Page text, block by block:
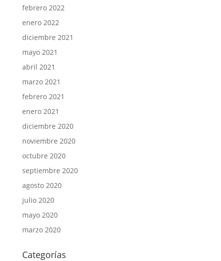
febrero 2022
enero 2022
diciembre 2021
mayo 2021
abril 2021
marzo 2021
febrero 2021
enero 2021
diciembre 2020
noviembre 2020
octubre 2020
septiembre 2020
agosto 2020
julio 2020
mayo 2020
marzo 2020
Categorías